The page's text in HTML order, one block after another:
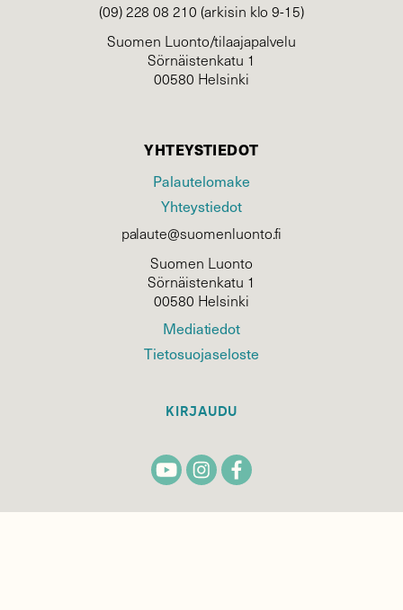
(09) 228 08 210 (arkisin klo 9-15)
Suomen Luonto/tilaajapalvelu
Sörnäistenkatu 1
00580 Helsinki
YHTEYSTIEDOT
Palautelomake
Yhteystiedot
palaute@suomenluonto.fi
Suomen Luonto
Sörnäistenkatu 1
00580 Helsinki
Mediatiedot
Tietosuojaseloste
KIRJAUDU